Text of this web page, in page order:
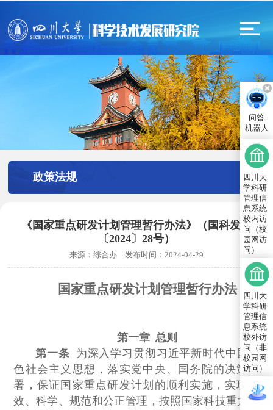
政策法规
《国家重点研发计划管理暂行办法》（国科发资
〔2024〕28号）
来源： 综合办 发布时间： 2024-04-29
国家重点研发计划管理暂行办法
第一章 总则
第一条 为深入学习贯彻习近平新时代中国特
色社会主义思想，落实党中央、国务院的决策部
署，保证国家重点研发计划的顺利实施，实现高
效、科学、规范和公正管理，按照国家科技重大项
问答
机器人
四川大
学科研
管理信
息系统
校内访
问（校
园网访
问）
四川大
学科研
管理信
息系统
校外访
问（非
校园网
访问）